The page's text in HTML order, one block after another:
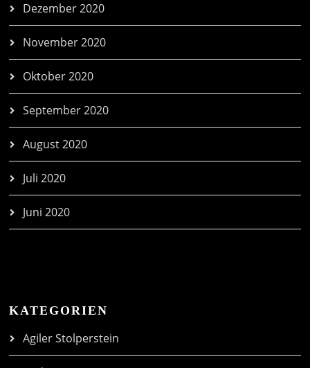
Dezember 2020
November 2020
Oktober 2020
September 2020
August 2020
Juli 2020
Juni 2020
KATEGORIEN
Agiler Stolperstein